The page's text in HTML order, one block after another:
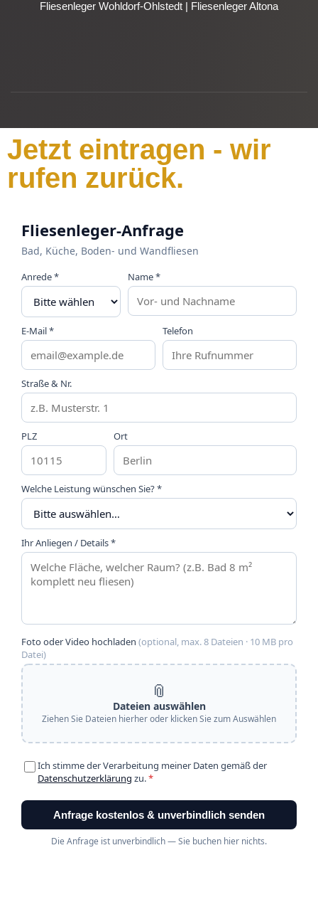
Fliesenleger Wohldorf-Ohlstedt
Fliesenleger Altona
Jetzt eintragen - wir
rufen zurück.